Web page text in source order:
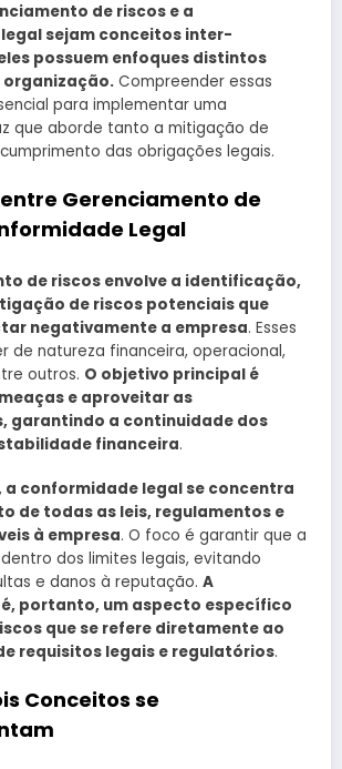
de riscos e a
sejam conceitos inter-
possuem enfoques distintos
organização. Compreender essas
para implementar uma
que aborde tanto a mitigação de
das obrigações legais.
Gerenciamento de
Legal
de riscos envolve a identificação,
de riscos potenciais que
negativamente a empresa. Esses
de natureza financeira, operacional,
outros. O objetivo principal é
e aproveitar as
garantindo a continuidade dos
financeira.
a conformidade legal se concentra
de todas as leis, regulamentos e
à empresa. O foco é garantir que a
dos limites legais, evitando
e danos à reputação. A
portanto, um aspecto específico
que se refere diretamente ao
requisitos legais e regulatórios.
Conceitos se